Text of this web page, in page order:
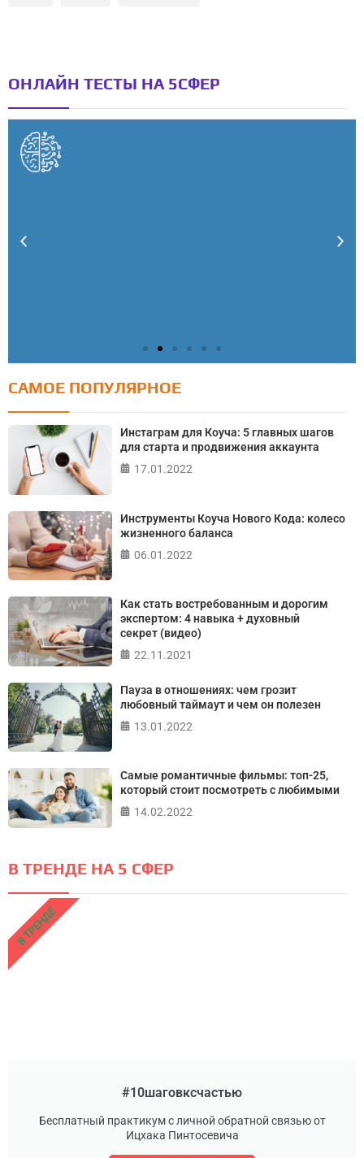
ОНЛАЙН ТЕСТЫ НА 5СФЕР
Тест: Как я контролирую свою жизнь?
Онлайн тест на основе шкалы локуса контроля
Джулиана Роттера
САМОЕ ПОПУЛЯРНОЕ
Инстаграм для Коуча: 5 главных шагов
для старта и продвижения аккаунта
17.01.2022
Инструменты Коуча Нового Кода: колесо
жизненного баланса
06.01.2022
Как стать востребованным и дорогим
экспертом: 4 навыка + духовный
секрет (видео)
22.11.2021
Пауза в отношениях: чем грозит
любовный таймаут и чем он полезен
13.01.2022
Самые романтичные фильмы: топ-25,
который стоит посмотреть с любимыми
14.02.2022
В ТРЕНДЕ НА 5 СФЕР
#10шаговксчастью
Бесплатный практикум с личной обратной связью от
Ицхака Пинтосевича
В ТРЕНДЕ